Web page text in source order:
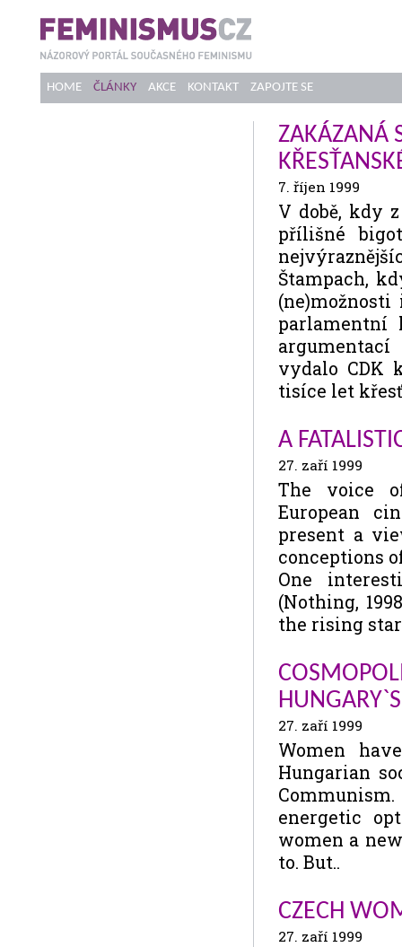
HOME ČLÁNKY AKCE KONTAKT ZAPOJTE SE
ZAKÁZANÁ
7. říjen 1999
V době, kdy
přílišné
Štampach,
parlamentní
vydalo CDK
tisíce let
A
27. zaří 1999
The voice
European
present a
conceptions
One
(Nothing,
the rising
27. zaří 1999
Women
Hungarian
energetic
women a
to. But..
CZECH
27. zaří 1999